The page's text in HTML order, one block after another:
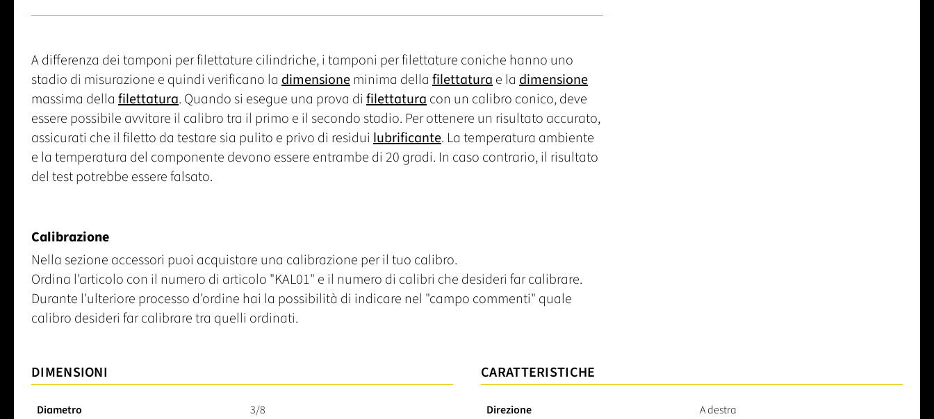
A differenza dei tamponi per filettature cilindriche, i tamponi per filettature coniche hanno uno
stadio di misurazione e quindi verificano la dimensioneminima della filettaturae la dimensione
massima della filettatura. Quando si esegue una prova di filettaturacon un calibro conico, deve
essere possibile avvitare il calibro tra il primo e il secondo stadio. Per ottenere un risultato accurato,
assicurati che il filetto da testare sia pulito e privo di residui lubrificante. La temperatura ambiente
e la temperatura del componente devono essere entrambe di 20 gradi. In caso contrario, il risultato
del test potrebbe essere falsato.
Calibrazione
Nella sezione accessori puoi acquistare una calibrazione per il tuo calibro.
Ordina l'articolo con il numero di articolo "KAL01" e il numero di calibri che desideri far calibrare.
Durante l'ulteriore processo d'ordine hai la possibilità di indicare nel "campo commenti" quale
calibro desideri far calibrare tra quelli ordinati.
DIMENSIONI
Diametro
3/8
CARATTERISTICHE
Direzione
A destra